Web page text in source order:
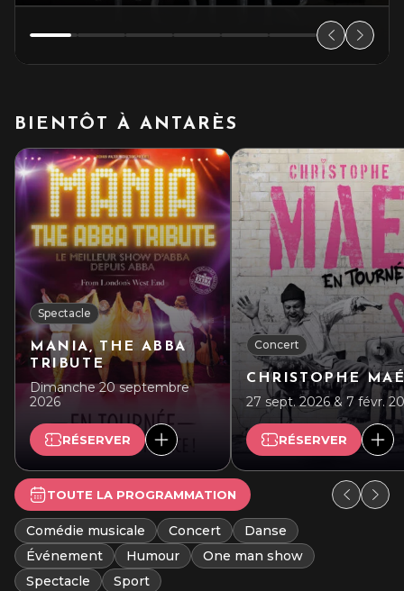
BIENTÔT À ANTARÈS
Spectacle
MANIA, THE ABBA
TRIBUTE
Dimanche 20 septembre
2026
RÉSERVER
Concert
CHRISTOPHE
27 sept. 2026 & 7 févr.
RÉSERVER
TOUTE LA PROGRAMMATION
Comédie musicale Concert
Danse
Événement
Humour
One man show
Spectacle
Sport